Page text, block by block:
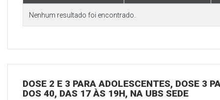
Nenhum resultado foi encontrado.
DOSE 2 E 3 PARA ADOLESCENTES, DOSE 3
DOS 40, DAS 17 ÀS 19H, NA UBS SEDE